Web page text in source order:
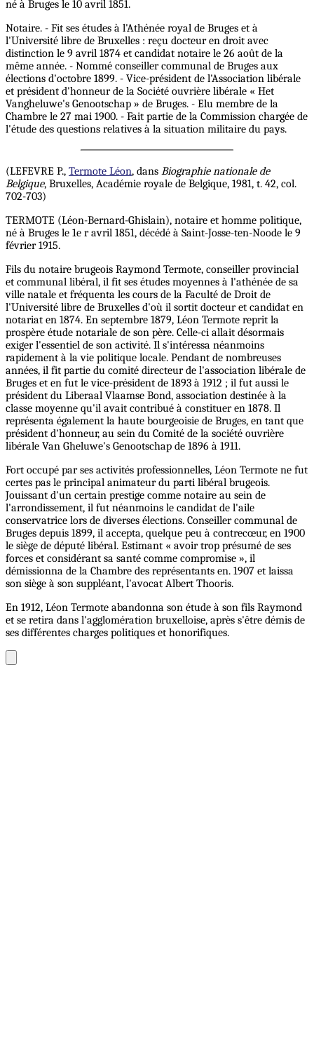
né à Bruges le 10 avril 1851.
Notaire. - Fit ses études à l'Athénée royal de Bruges et à
l'Université libre de Bruxelles : reçu docteur en droit avec
distinction le 9 avril 1874 et candidat notaire le 26 août de la
même année. - Nommé conseiller communal de Bruges aux
élections d'octobre 1899. - Vice-président de l'Association libérale
et président d'honneur de la Société ouvrière libérale « Het
Vangheluwe's Genootschap » de Bruges. - Elu membre de la
Chambre le 27 mai 1900. - Fait partie de la Commission chargée de
l'étude des questions relatives à la situation militaire du pays.
(LEFEVRE P., Termote Léon, dans Biographie nationale de
Belgique, Bruxelles, Académie royale de Belgique, 1981, t. 42, col.
702-703)
TERMOTE (Léon-Bernard-Ghislain), notaire et homme politique,
né à Bruges le 1e r avril 1851, décédé à Saint-Josse-ten-Noode le 9
février 1915.
Fils du notaire brugeois Raymond Termote, conseiller provincial
et communal libéral, il fit ses études moyennes à l'athénée de sa
ville natale et fréquenta les cours de la Faculté de Droit de
l'Université libre de Bruxelles d'où il sortit docteur et candidat en
notariat en 1874. En septembre 1879, Léon Termote reprit la
prospère étude notariale de son père. Celle-ci allait désormais
exiger l'essentiel de son activité. Il s'intéressa néanmoins
rapidement à la vie politique locale. Pendant de nombreuses
années, il fit partie du comité directeur de l'association libérale de
Bruges et en fut le vice-président de 1893 à 1912 ; il fut aussi le
président du Liberaal Vlaamse Bond, association destinée à la
classe moyenne qu'il avait contribué à constituer en 1878. Il
représenta également la haute bourgeoisie de Bruges, en tant que
président d'honneur, au sein du Comité de la société ouvrière
libérale Van Gheluwe's Genootschap de 1896 à 1911.
Fort occupé par ses activités professionnelles, Léon Termote ne fut
certes pas le principal animateur du parti libéral brugeois.
Jouissant d'un certain prestige comme notaire au sein de
l'arrondissement, il fut néanmoins le candidat de l'aile
conservatrice lors de diverses élections. Conseiller communal de
Bruges depuis 1899, il accepta, quelque peu à contrecœur, en 1900
le siège de député libéral. Estimant « avoir trop présumé de ses
forces et considérant sa santé comme compromise », il
démissionna de la Chambre des représentants en. 1907 et laissa
son siège à son suppléant, l'avocat Albert Thooris.
En 1912, Léon Termote abandonna son étude à son fils Raymond
et se retira dans l'agglomération bruxelloise, après s'être démis de
ses différentes charges politiques et honorifiques.